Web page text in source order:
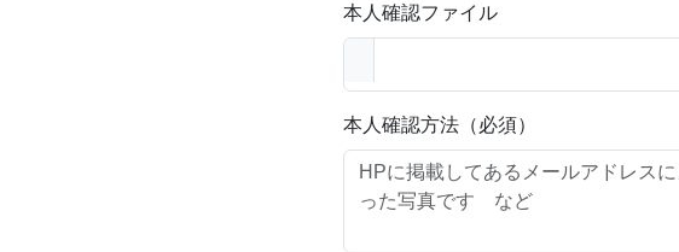
本人確認ファイル
本人確認方法（必須）